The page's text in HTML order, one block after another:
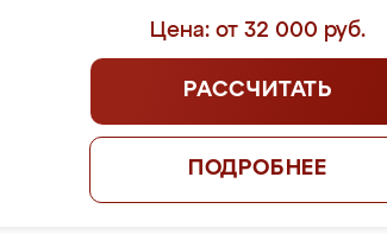
Цена: от 32 000 руб.
РАССЧИТАТЬ
ПОДРОБНЕЕ